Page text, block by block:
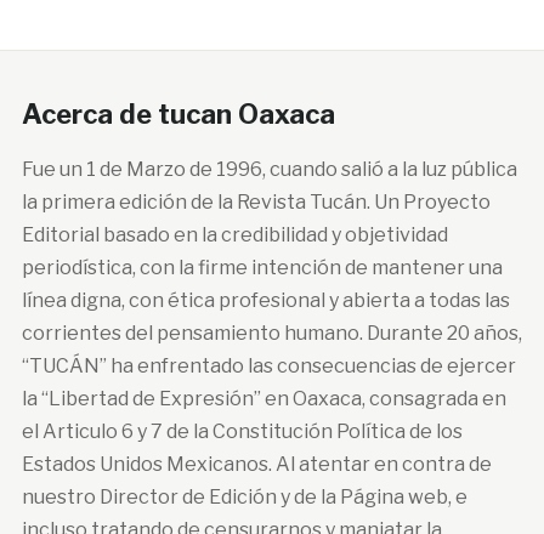
Acerca de tucan Oaxaca
Fue un 1 de Marzo de 1996, cuando salió a la luz pública
la primera edición de la Revista Tucán. Un Proyecto
Editorial basado en la credibilidad y objetividad
periodística, con la firme intención de mantener una
línea digna, con ética profesional y abierta a todas las
corrientes del pensamiento humano. Durante 20 años,
“TUCÁN” ha enfrentado las consecuencias de ejercer
la “Libertad de Expresión” en Oaxaca, consagrada en
el Articulo 6 y 7 de la Constitución Política de los
Estados Unidos Mexicanos. Al atentar en contra de
nuestro Director de Edición y de la Página web, e